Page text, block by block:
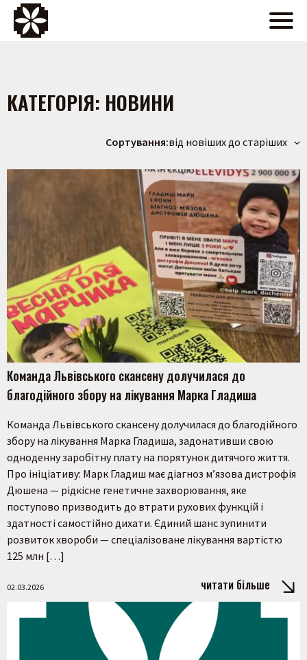
КАТЕГОРІЯ: НОВИНИ
Сортування:від новіших до старіших
Команда Львівського скансену долучилася до
благодійного збору на лікування Марка Гладиша
Команда Львівського скансену долучилася до благодійного
збору на лікування Марка Гладиша, задонативши свою
одноденну заробітну плату на порятунок дитячого життя.
Про ініціативу: Марк Гладиш має діагноз м’язова дистрофія
Дюшена — рідкісне генетичне захворювання, яке
поступово призводить до втрати рухових функцій і
здатності самостійно дихати. Єдиний шанс зупинити
розвиток хвороби — спеціалізоване лікування вартістю
125 млн […]
02.03.2026 читати більше